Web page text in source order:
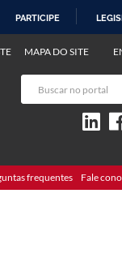
PARTICIPE
MAPA DO SITE
frequentes Fale